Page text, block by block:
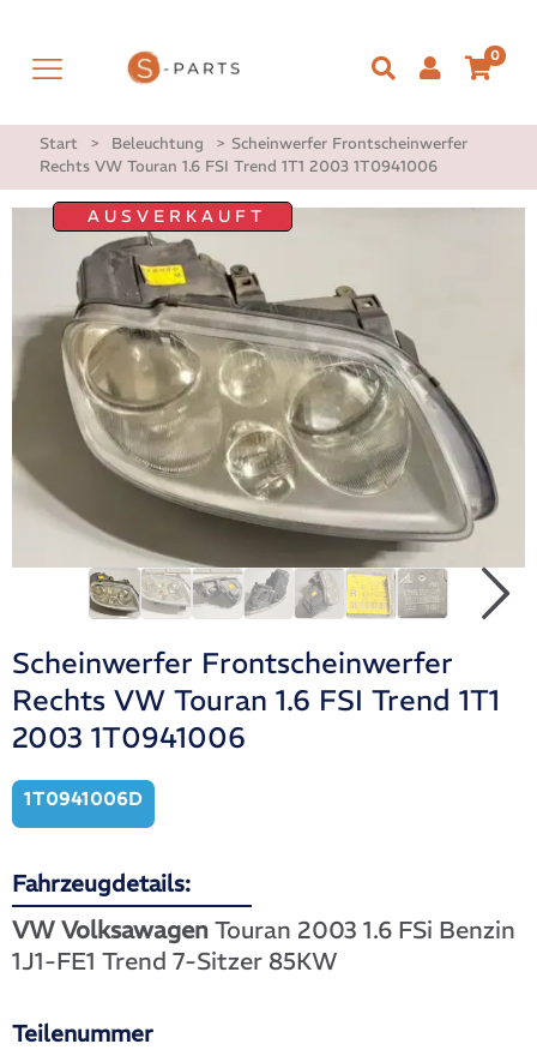
0
Start > Beleuchtung > Scheinwerfer Frontscheinwerfer
Rechts VW Touran 1.6 FSI Trend 1T1 2003 1T0941006
AUSVERKAUFT
Scheinwerfer Frontscheinwerfer
Rechts VW Touran 1.6 FSI Trend 1T1
2003 1T0941006
1T0941006D
Fahrzeugdetails:
VW Volksawagen Touran 2003 1.6 FSi Benzin
1J1-FE1 Trend 7-Sitzer 85KW
Teilenummer